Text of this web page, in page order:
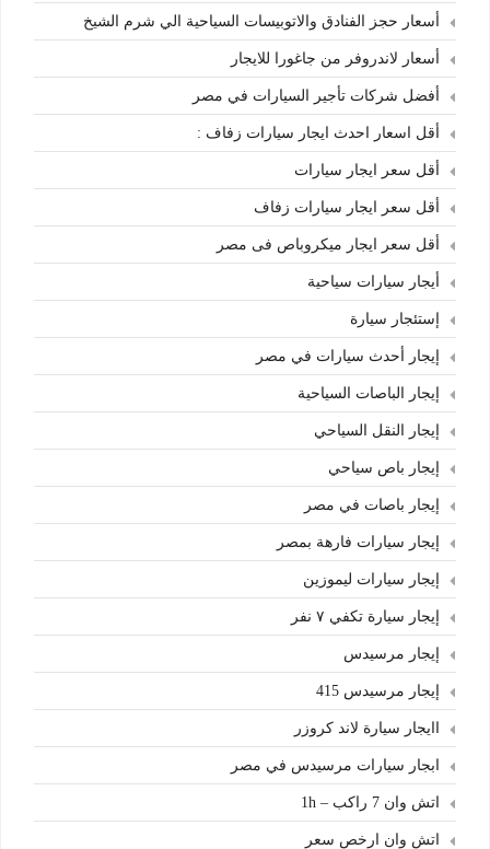
أسعار حجز الفنادق والاتوبيسات السياحية الي شرم الشيخ
أسعار لاندروفر من جاغورا للايجار
أفضل شركات تأجير السيارات في مصر
أقل اسعار احدث ايجار سيارات زفاف :
أقل سعر ايجار سيارات
أقل سعر ايجار سيارات زفاف
أقل سعر ايجار ميكروباص فى مصر
أيجار سيارات سياحية
إستئجار سيارة
إيجار أحدث سيارات في مصر
إيجار الباصات السياحية
إيجار النقل السياحي
إيجار باص سياحي
إيجار باصات في مصر
إيجار سيارات فارهة بمصر
إيجار سيارات ليموزين
إيجار سيارة تكفي ٧ نفر
إيجار مرسيدس
إيجار مرسيدس 415
اايجار سيارة لاند كروزر
ابجار سيارات مرسيدس في مصر
اتش وان 7 راكب – 1h
اتش وان ارخص سعر